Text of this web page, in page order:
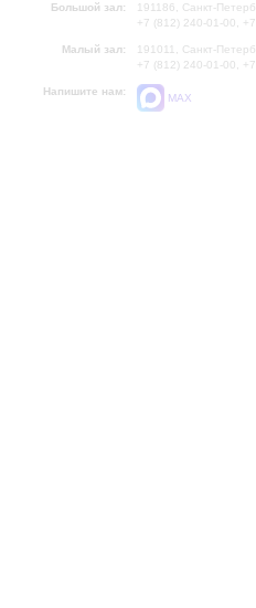
Большой зал:
191186, Санкт-
+7 (812) 240-01-00,
Малый зал:
191011, Санкт-
+7 (812) 240-01-00,
Напишите нам:
MAX